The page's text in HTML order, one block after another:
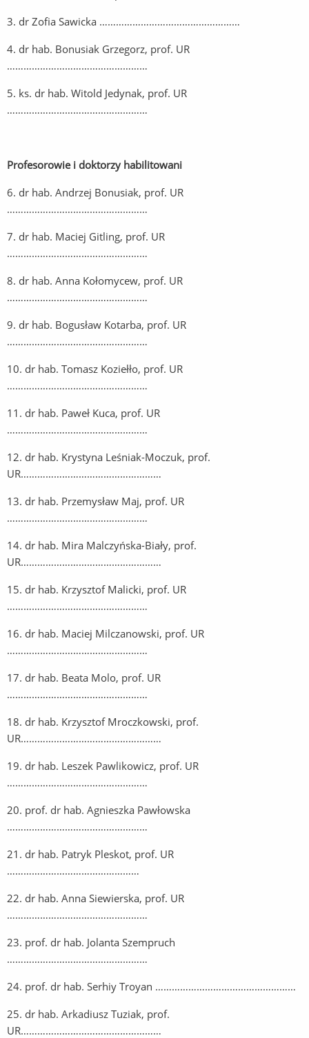
3. dr Zofia Sawicka ……………………………………………
4. dr hab. Bonusiak Grzegorz, prof. UR
……………………………………………
5. ks. dr hab. Witold Jedynak, prof. UR
……………………………………………
Profesorowie i doktorzy habilitowani
6. dr hab. Andrzej Bonusiak, prof. UR
……………………………………………
7. dr hab. Maciej Gitling, prof. UR
……………………………………………
8. dr hab. Anna Kołomycew, prof. UR
……………………………………………
9. dr hab. Bogusław Kotarba, prof. UR
……………………………………………
10. dr hab. Tomasz Koziełło, prof. UR
……………………………………………
11. dr hab. Paweł Kuca, prof. UR
……………………………………………
12. dr hab. Krystyna Leśniak-Moczuk, prof.
UR……………………………………………
13. dr hab. Przemysław Maj, prof. UR
……………………………………………
14. dr hab. Mira Malczyńska-Biały, prof.
UR……………………………………………
15. dr hab. Krzysztof Malicki, prof. UR
……………………………………………
16. dr hab. Maciej Milczanowski, prof. UR
……………………………………………
17. dr hab. Beata Molo, prof. UR
……………………………………………
18. dr hab. Krzysztof Mroczkowski, prof.
UR……………………………………………
19. dr hab. Leszek Pawlikowicz, prof. UR
……………………………………………
20. prof. dr hab. Agnieszka Pawłowska
……………………………………………
21. dr hab. Patryk Pleskot, prof. UR
…………………………………………
22. dr hab. Anna Siewierska, prof. UR
……………………………………………
23. prof. dr hab. Jolanta Szempruch
……………………………………………
24. prof. dr hab. Serhiy Troyan ……………………………………………
25. dr hab. Arkadiusz Tuziak, prof.
UR……………………………………………